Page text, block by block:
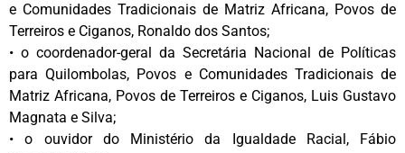
e Comunidades Tradicionais de Matriz Africana, Povos de
Terreiros e Ciganos, Ronaldo dos Santos;
• o coordenador-geral da Secretária Nacional de Políticas
para Quilombolas, Povos e Comunidades Tradicionais de
Matriz Africana, Povos de Terreiros e Ciganos, Luis Gustavo
Magnata e Silva;
• o ouvidor do Ministério da Igualdade Racial, Fábio